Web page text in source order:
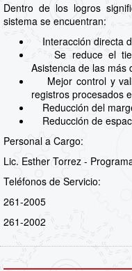
Dentro de los logros
sistema se encuentran:
Interacción directa
Se reduce el
Asistencia de las más
Mejor control y
registros procesados
Reducción del
Reducción de
Personal a Cargo:
Lic. Esther Torrez -
Teléfonos de Servicio:
261-2005
261-2002